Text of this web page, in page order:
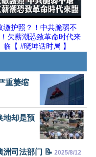
缴护照？！中共脆弱不
欠薪潮恐致革命时代来
临【 #晓坤话时局 】
重萎缩
地却是预
洲司法部门 📝 2025/8/12